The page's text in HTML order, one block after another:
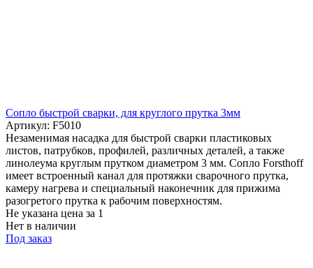
Cопло быстрой сварки, для круглого прутка 3мм
Артикул: F5010
Незаменимая насадка для быстрой сварки пластиковых
листов, патрубков, профилей, различных деталей, а также
линолеума круглым прутком диаметром 3 мм. Сопло Forsthoff
имеет встроенный канал для протяжки сварочного прутка,
камеру нагрева и специальный наконечник для прижима
разогретого прутка к рабочим поверхностям.
Не указана цена за 1
Нет в наличии
Под заказ